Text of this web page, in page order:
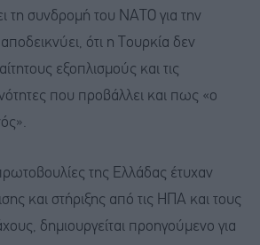
τη συνδρομή του ΝΑΤΟ για την
ότι η Τουρκία δεν
εξοπλισμούς και τις
που προβάλλει και πως «ο
της Ελλάδας έτυχαν
και στήριξης από τις ΗΠΑ και τους
δημιουργείται προηγούμενο για